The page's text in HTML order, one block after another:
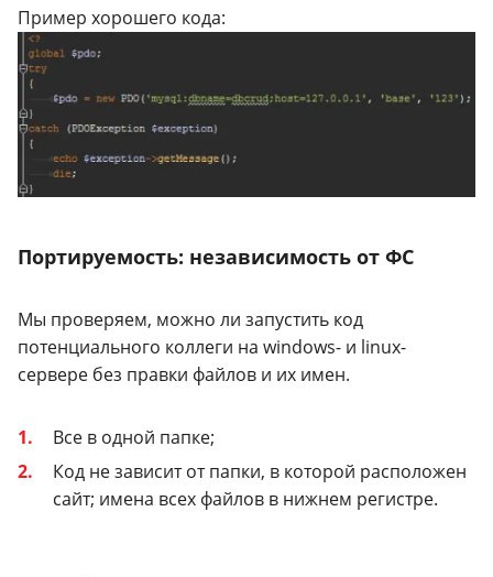
Пример хорошего кода:
Портируемость: независимость от ФС
Мы проверяем, можно ли запустить код
потенциального коллеги на windows- и linux-
сервере без правки файлов и их имен.
Все в одной папке;
Код не зависит от папки, в которой расположен
сайт; имена всех файлов в нижнем регистре.